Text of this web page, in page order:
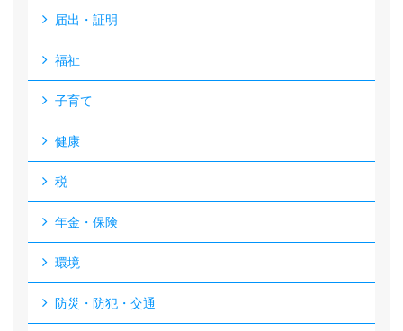
届出・証明
福祉
子育て
健康
税
年金・保険
環境
防災・防犯・交通